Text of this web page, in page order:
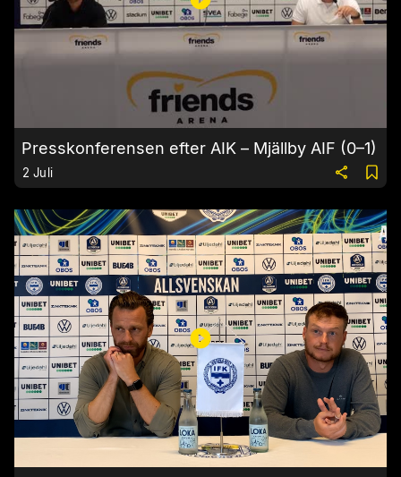
Presskonferensen efter AIK – Mjällby AIF (0–1)
2 Juli